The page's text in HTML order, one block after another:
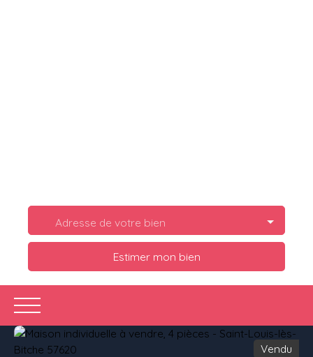
Adresse de votre bien
Estimer mon bien
Vendu